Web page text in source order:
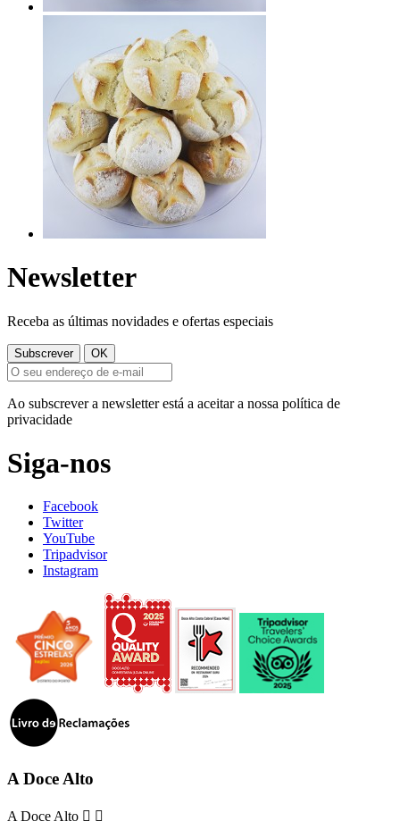
Newsletter
Receba as últimas novidades e ofertas especiais
Ao subscrever a newsletter está a aceitar a nossa política de
privacidade
Siga-nos
Facebook
Twitter
YouTube
Tripadvisor
Instagram
A Doce Alto
A Doce Alto  